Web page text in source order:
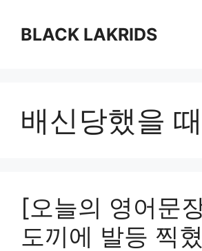
BLACK LAKRIDS
배신당했을
[오늘의 영어문
도끼에 발등 찍